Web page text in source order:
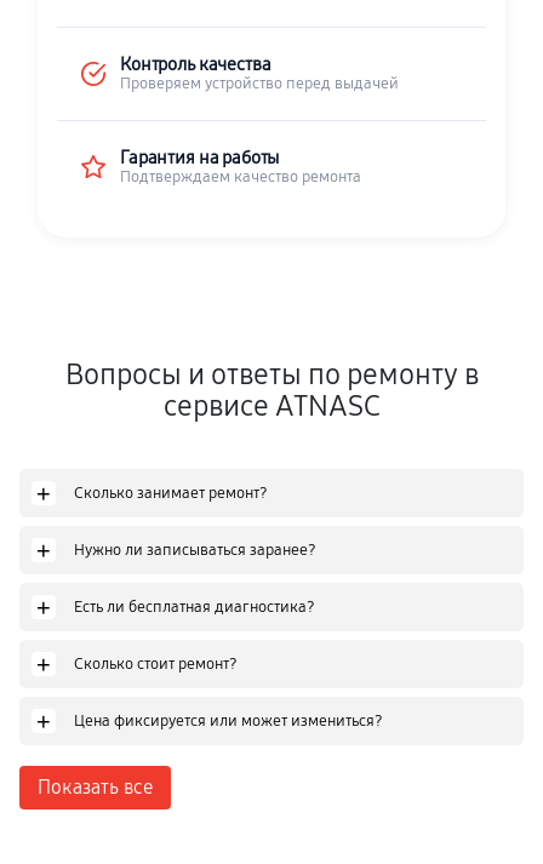
Контроль качества
Проверяем устройство перед выдачей
Гарантия на работы
Подтверждаем качество ремонта
Вопросы и ответы по ремонту в
сервисе ATNASC
+ Сколько занимает ремонт?
+ Нужно ли записываться заранее?
+ Есть ли бесплатная диагностика?
+ Сколько стоит ремонт?
+ Цена фиксируется или может измениться?
Показать все